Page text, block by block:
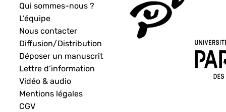
Qui sommes-nous ?
L’équipe
Nous contacter
Diffusion/Distribution
Déposer un manuscrit
Lettre d’information
Vidéo & audio
Mentions légales
CGV